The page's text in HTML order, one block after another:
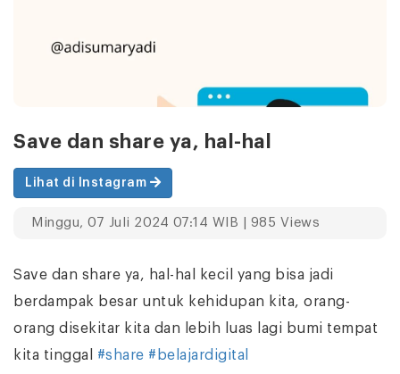
Save dan share ya, hal-hal
Lihat di Instagram
Minggu, 07 Juli 2024 07:14 WIB | 985 Views
Save dan share ya, hal-hal kecil yang bisa jadi
berdampak besar untuk kehidupan kita, orang-
orang disekitar kita dan lebih luas lagi bumi tempat
kita tinggal #share #belajardigital